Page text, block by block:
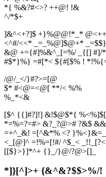
*{ %&?#<>? ++@! !&
^/*$+
]&^<+?]$ +}%@@!*_*
<^#/<<* _=_%@]$@+*
&@ +={#]%&^_[=%/ _{[] #]/
#$*}%} =#[*< ${#[$% !
/@/_</}#?>=[@
$* #<@=<@[ **/< %%
% *<&
[$^ {{]#?]!] &!$@$*{ %<%]$[
*=%=?=#> &?_?@># ?&$
=+^_&! =[^&*% <?
<_[@]^ =!%=[!#/ ^$_<
[[$}>}]*^+ {}_/}@/?@>[]_
*]}[^]>+ {&^&?$$>%/!